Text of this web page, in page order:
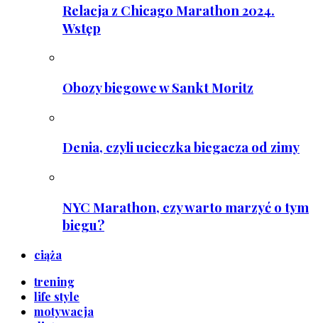
Relacja z Chicago Marathon 2024.
Wstęp
Obozy biegowe w Sankt Moritz
Denia, czyli ucieczka biegacza od zimy
NYC Marathon, czy warto marzyć o tym
biegu?
ciąża
trening
life style
motywacja